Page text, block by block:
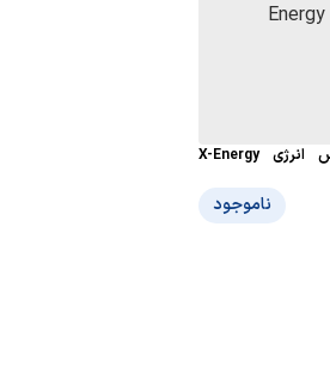
حافظه SSD ایکس انرژی X-Energy
ناموجود